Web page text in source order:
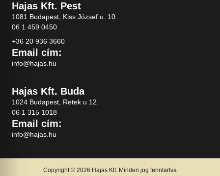
Hajas Kft. Pest
1081 Budapest, Kiss József u. 10.
06 1 459 0450
+36 20 936 3660
Email cím:
info@hajas.hu
Hajas Kft. Buda
1024 Budapest, Retek u 12.
06 1 315 1018
Email cím:
info@hajas.hu
Copyright © 2026 Hajas Kft. Minden jog fenntartva